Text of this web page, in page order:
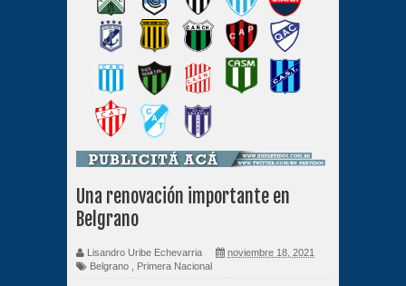
Una renovación importante en
Belgrano
Lisandro Uribe Echevarria
noviembre 18, 2021
Belgrano
Primera Nacional